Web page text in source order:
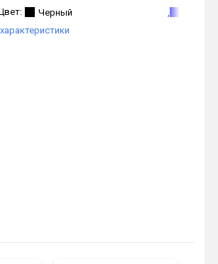
Черный
Гарантия1: 1 год